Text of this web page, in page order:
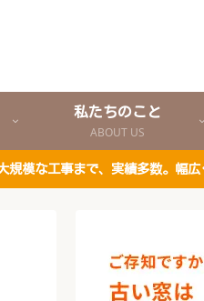
私たちのこと
ABOUT US
模な工事まで、実績多数。幅広